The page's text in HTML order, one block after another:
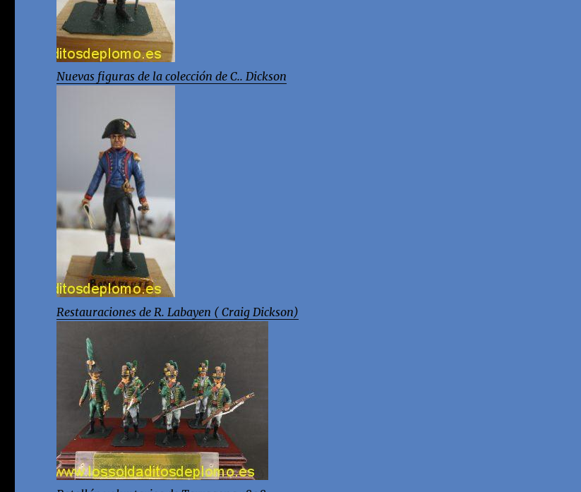
Nuevas figuras de la colección de C.. Dickson
Restauraciones de R. Labayen ( Craig Dickson)